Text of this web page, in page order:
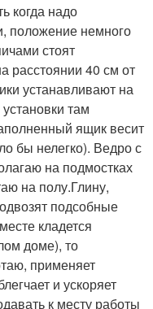
когда надо
положение немного
стоят
расстоянии 40 см от
устанавливают на
там
ящик весит
бы нелегко). Ведро с
на подмостках
на полу.Глину,
подсобные
кладется
доме), то
применяет
и ускоряет
к месту работы